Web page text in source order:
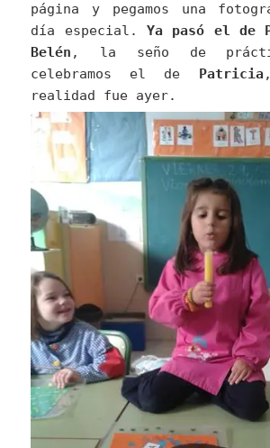
página y pegamos una
día especial. Ya pasó el de
Belén , la seño de
celebramos el de Patricia
realidad fue ayer.